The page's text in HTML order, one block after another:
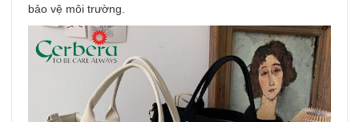
bảo vệ môi trường.